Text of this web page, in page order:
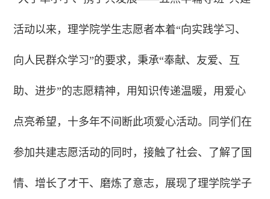
活动以来，理学院学生志愿者本着“向实践学习、
向人民群众学习”的要求，秉承“奉献、友爱、互
助、进步”的志愿精神，用知识传递温暖，用爱心
点亮希望，十多年不间断此项爱心活动。同学们在
参加共建志愿活动的同时，接触了社会、了解了国
情、增长了才干、磨炼了意志，展现了理学院学子